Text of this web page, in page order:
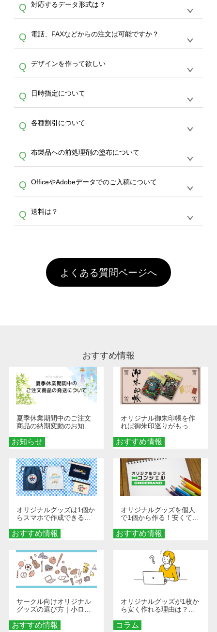
A
生産にて承っております。デザインツールから
デザインの作成から決済まで完了できます。
30枚以上やシルク印刷など、大口注文の場合
は、サポートが担当するエコバッグコンシェル
やタンブラーコンシェルをご利用ください。製
作する数量が多ければ多いほど、オンデマンド
サービスよりも低価格で製作することが可能で
す。
Q 対応するデータ形式は？
A
ドできるデータ形式は、JPG / PNG / AI / PSD /
PDF 形式になります。データの最大サイズ
写真などもアップロード可能です。使用できな
い画像はエラーになります。（※ Illustratorか
らの直接入稿には対応していません。AIで保存
し、デザインツールからアップロードして下さ
い）
Q 電話、FAXなどからの注文は可能ですか？
A
文のみ受け付けております。30個以上のご製
作をお考えの方は、サポートが担当するエコバ
スをご利用頂ければ、電話やFAX、メールなど
でご注文が可能です。
Q デザインを作って欲しい
A
を作って欲しい。などの場合は、製作数量が
30個以上であれば、サポート担当が、デザイ
バッグコンシェル
サー
ビスをご利用ください。(※ 30個以下の場合
は、デザインツールをご利用ください)
Q 日時指定について
A
ん。発送後18時以降に配送業者・伝票番号を
メールでお知らせいたしますので、直接配送業
者にご連絡いただき調整をお願い致します。
Q 各種割引について
A
カート内で自動的に割引(最大50%)が適用され
ます。 【付与ポイント】購入金額の1％が1ポ
イントとして付与され、次回ご注文時に1ポイ
ント＝1円としてお使いいただけます。ポイン
トは発送完了の翌日に付与され、次回ご注文時
からご利用頂けます。ポイントの有効期限は一
年間です。【会員ランク】過去10カ月のご注
文回数により会員ランク割引(最大5%)が適用
頂いても、ログインがされていなければ、ラン
クにカウントがされません。
Q 布製品への前処理剤の塗布について
A
意点（前処理剤）】カラー生地（Tシャツのホ
ワイト、トートバッグのナチュラル、ホワイト
といって、プリントを定着させるための処理剤
を塗布しており、短納期・低価格で商品をお届
害な性質で、水洗いで落とすことが可能です。
お手数ですが、お客様ご自身にて着用前に落と
していただけますようお願いいたします。※1
通常注文・直送機能でのご注文に関わらず、前
Q OfficeやAdobeデータでのご入稿について
A
ません。いずれのデータも該当デザインのみ画
像(JPEG,PNG,GIF,PDF)に変換、またはAdobe
Q 送料は？
引」などによるお値引きで4,000円未満になる
場合は送料がかかりますので、ご注意くださ
い。
よくある質問ページへ
おすすめ情報
お知らせ
夏季休業期間中のご注文
商品の納期変動のお知ら
おすすめ情報
オリジナル御朱印帳を作
れば御朱印巡りがもっと
ダーメイドする魅力と選
び方
おすすめ情報
オリジナルグッズは1個か
らスマホで作成できる！
くなる巾着＆ポーチ活用
術
おすすめ情報
オリジナルグッズを個人
で1個から作る！安くて簡
秘訣
おすすめ情報
サークル向けオリジナル
グッズの選び方｜小ロッ
める秘訣
コラム
オリジナルグッズが1枚か
ら安く作れる理由は？オ
とメリットを解説